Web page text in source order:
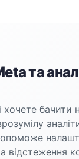
та
хочете бачити
відстеження